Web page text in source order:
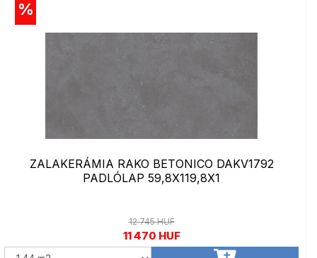
%
ZALAKERÁMIA RAKO BETONICO DAKV1792
PADLÓLAP 59,8X119,8X1
12 745 HUF
11 470 HUF